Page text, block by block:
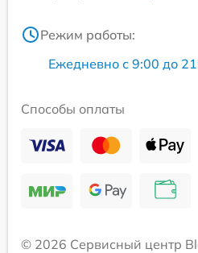
Режим работы:
Ежедневно с 9:00 до
Способы оплаты
© 2026 Сервисный центр